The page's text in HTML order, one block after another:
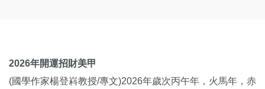
2026年開運招財美甲
(國學作家楊登嵙教授/專文)2026年歲次丙午年，火馬年，赤